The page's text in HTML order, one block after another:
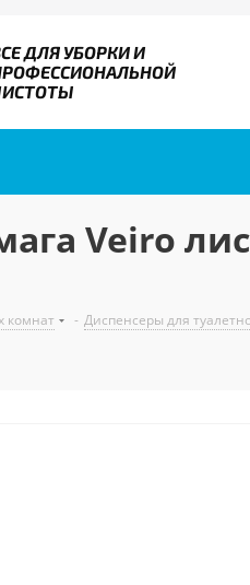
ДЛЯ УБОРКИ И
Veiro
комнат - Диспенсеры для